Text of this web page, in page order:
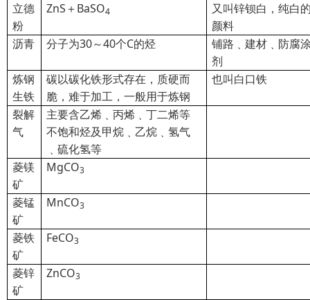
立德
粉
ZnS＋BaSO4
又叫锌钡白，纯白
颜料
沥青
分子为30～40个C的烃
铺路﹑建材﹑防腐
剂
炼钢
生铁
碳以碳化铁形式存在，质硬而
脆，难于加工，一般用于炼钢
也叫白口铁
裂解
气
主要含乙烯﹑丙烯﹑丁二烯等
不饱和烃及甲烷﹑乙烷﹑氢气
﹑硫化氢等
菱镁
矿
MgCO3
菱锰
矿
MnCO3
菱铁
矿
FeCO3
菱锌
矿
ZnCO3